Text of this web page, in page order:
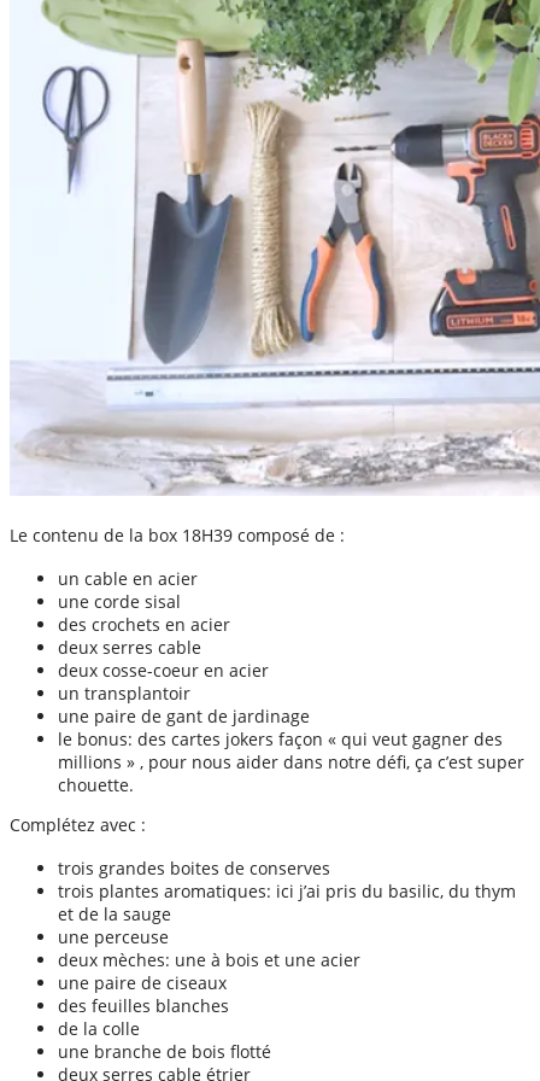
Le contenu de la box 18H39 composé de :
un cable en acier
une corde sisal
des crochets en acier
deux serres cable
deux cosse-coeur en acier
un transplantoir
une paire de gant de jardinage
le bonus: des cartes jokers façon « qui veut gagner des
millions » , pour nous aider dans notre défi, ça c’est super
chouette.
Complétez avec :
trois grandes boites de conserves
trois plantes aromatiques: ici j’ai pris du basilic, du thym
et de la sauge
une perceuse
deux mèches: une à bois et une acier
une paire de ciseaux
des feuilles blanches
de la colle
une branche de bois flotté
deux serres cable étrier